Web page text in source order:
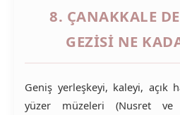
8. ÇANAKKALE
GEZISI NE
Geniş yerleşkeyi, kaleyi, açık
yüzer müzeleri (Nusret ve